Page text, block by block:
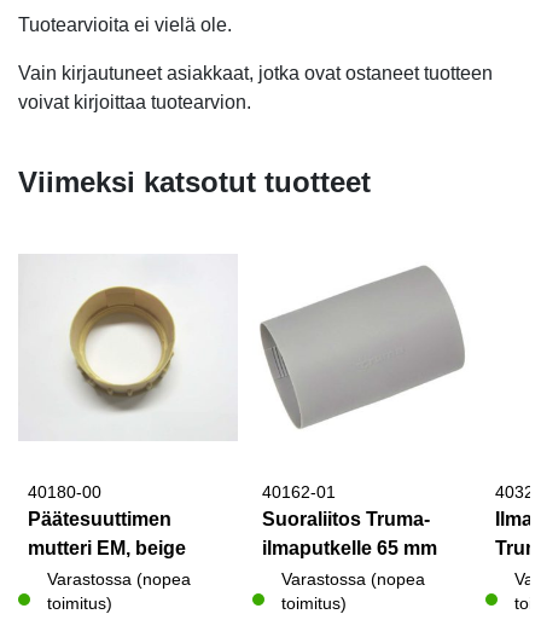
Tuotearvioita ei vielä ole.
Vain kirjautuneet asiakkaat, jotka ovat ostaneet tuotteen
voivat kirjoittaa tuotearvion.
Viimeksi katsotut tuotteet
40180-00
Päätesuuttimen
mutteri EM, beige
Varastossa (nopea
toimitus)
40162-01
Suoraliitos Truma-
ilmaputkelle 65 mm
Varastossa (nopea
toimitus)